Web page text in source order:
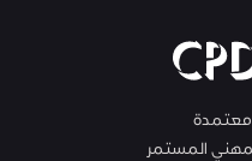
معتمدة
المستمر